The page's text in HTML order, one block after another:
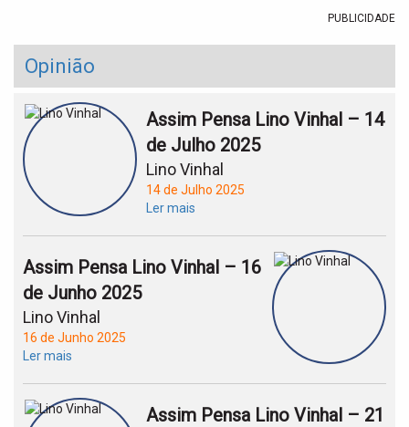
PUBLICIDADE
Opinião
Assim Pensa Lino Vinhal – 14
de Julho 2025
Lino Vinhal
14 de Julho 2025
Ler mais
Assim Pensa Lino Vinhal – 16
de Junho 2025
Lino Vinhal
16 de Junho 2025
Ler mais
Assim Pensa Lino Vinhal – 21